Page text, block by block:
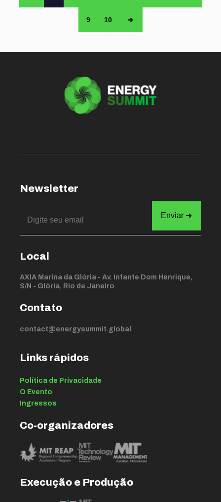
9 10 ➜
Newsletter
Local
AXIA Marina da Glória - Av. Infante Dom Henrique,
S/N - Glória, Rio de Janeiro
Contato
contact@energysummit.global
Links rápidos
Política de Privacidade
O Evento
Ingressos
Co-organizadores
Execução e Produção